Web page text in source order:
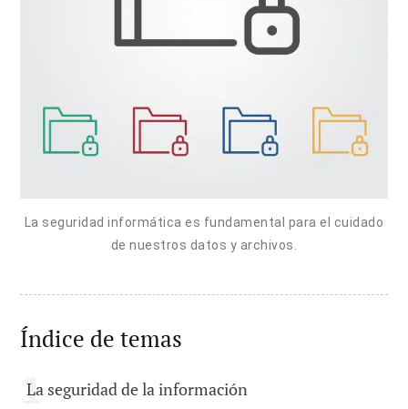
La seguridad informática es fundamental para el cuidado
de nuestros datos y archivos.
Índice de temas
La seguridad de la información